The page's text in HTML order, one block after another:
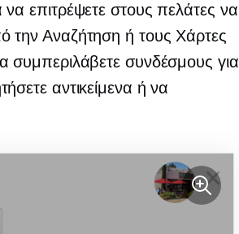
επιτρέψετε στους πελάτες να
την Αναζήτηση ή τους Χάρτες
συμπεριλάβετε συνδέσμους για
αντικείμενα ή να